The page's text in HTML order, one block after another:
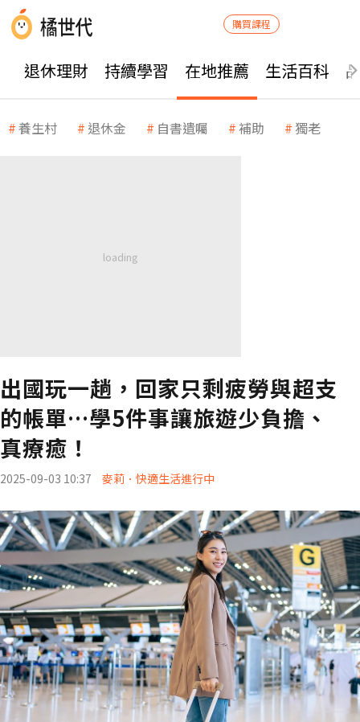
購買課程
退休理財 持續學習 在地推薦 生活百科
養生村 退休金 自書遺囑 補助 獨老
出國玩一趟，回家只剩疲勞與超支
的帳單…學5件事讓旅遊少負擔、
真療癒！
2025-09-03 10:37 麥莉．快適生活進行中